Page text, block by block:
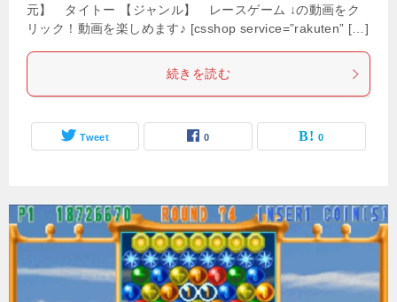
元】 タイトー 【ジャンル】 レースゲーム ↓の動画をク
リック！動画を楽しめます♪ [csshop service=”rakuten” […]
続きを読む
Tweet 0 0